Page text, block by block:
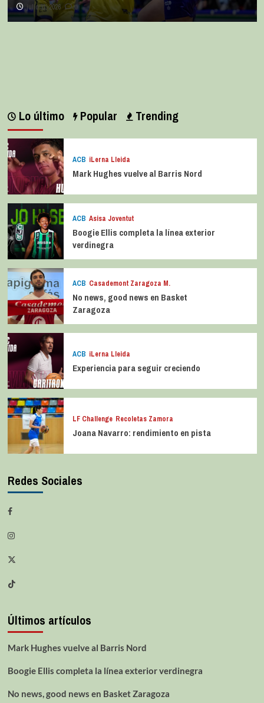
julio 11, 2026 0
Lo último Popular Trending
ACB iLerna Lleida
Mark Hughes vuelve al Barris Nord
ACB Asisa Joventut
Boogie Ellis completa la línea exterior
verdinegra
ACB Casademont Zaragoza M.
No news, good news en Basket
Zaragoza
ACB iLerna Lleida
Experiencia para seguir creciendo
LF Challenge Recoletas Zamora
Joana Navarro: rendimiento en pista
Redes Sociales
Últimos artículos
Mark Hughes vuelve al Barris Nord
Boogie Ellis completa la línea exterior verdinegra
No news, good news en Basket Zaragoza